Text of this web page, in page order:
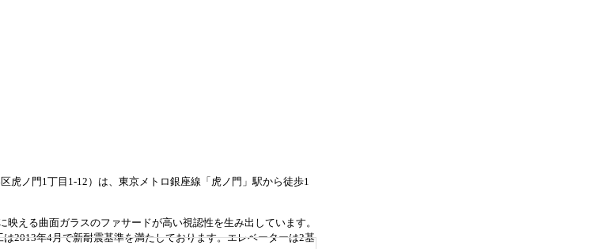
虎ノ門1丁目1-12）は、東京メトロ銀座線「虎ノ門」駅から徒歩1
映える曲面ガラスのファサードが高い視認性を生み出しています。
2013年4月で新耐震基準を満たしております。エレベーターは2基